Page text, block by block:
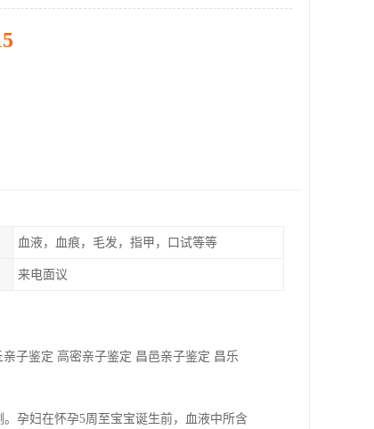
血液，血痕，毛发，指甲，口试等等
来电面议
子鉴定 高密亲子鉴定 昌邑亲子鉴定 昌乐
孕妇在怀孕5周至宝宝诞生前，血液中所含